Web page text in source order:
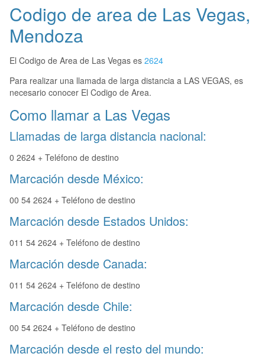
Codigo de area de Las Vegas,
Mendoza
El Codigo de Area de Las Vegas es 2624
Para realizar una llamada de larga distancia a LAS VEGAS, es
necesario conocer El Codigo de Area.
Como llamar a Las Vegas
Llamadas de larga distancia nacional:
0 2624 + Teléfono de destino
Marcación desde México:
00 54 2624 + Teléfono de destino
Marcación desde Estados Unidos:
011 54 2624 + Teléfono de destino
Marcación desde Canada:
011 54 2624 + Teléfono de destino
Marcación desde Chile:
00 54 2624 + Teléfono de destino
Marcación desde el resto del mundo: